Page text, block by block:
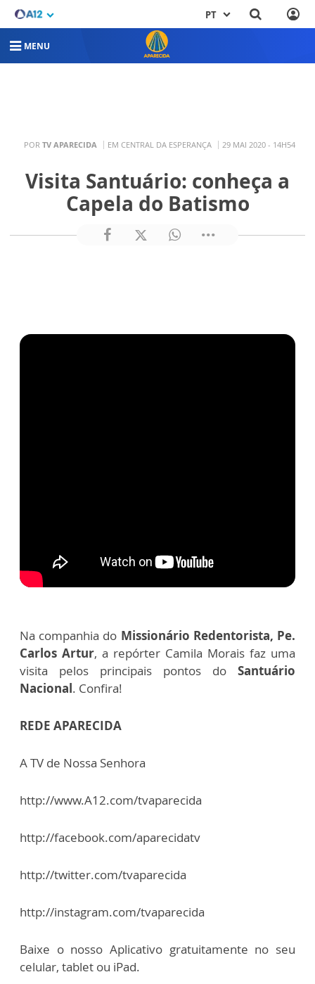
PT
MENU
POR TV APARECIDA EM CENTRAL DA ESPERANÇA 29 MAI 2020 - 14H54
Visita Santuário: conheça a
Capela do Batismo
Na companhia do Missionário Redentorista, Pe.
Carlos Artur, a repórter Camila Morais faz uma
visita pelos principais pontos do Santuário
Nacional. Confira!
REDE APARECIDA
A TV de Nossa Senhora
http://www.A12.com/tvaparecida
http://facebook.com/aparecidatv
http://twitter.com/tvaparecida
http://instagram.com/tvaparecida
Baixe o nosso Aplicativo gratuitamente no seu
celular, tablet ou iPad.